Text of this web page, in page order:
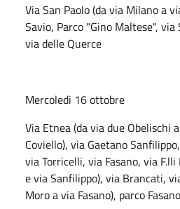
Via San Paolo (da via Milano a
Savio, Parco "Gino Maltese",
via delle Querce
Mercoledi 16 ottobre
Via Etnea (da via due Obelischi
Coviello), via Gaetano
via Torricelli, via Fasano, via
e via Sanfilippo), via Brancati,
Moro a via Fasano), parco